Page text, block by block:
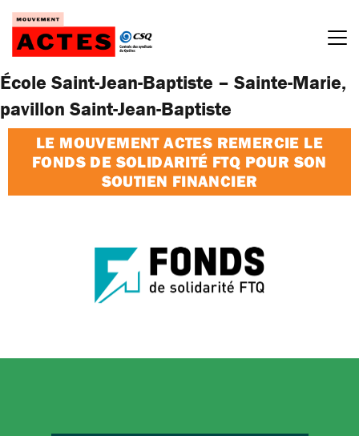
Passer
contenu
École Saint-Jean-Baptiste – Sainte-Marie,
pavillon Saint-Jean-Baptiste
LE MOUVEMENT ACTES REMERCIE LE
FONDS DE SOLIDARITÉ FTQ POUR SON
SOUTIEN FINANCIER